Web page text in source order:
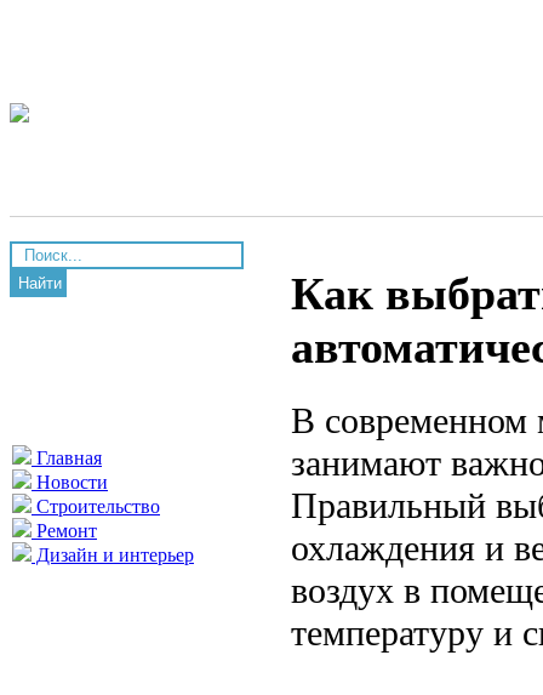
Найти
Главная
Новости
Строительство
Ремонт
Дизайн и интерьер
Как
В современном
занимают
Правильный
охлаждения и
воздух в
температуру и